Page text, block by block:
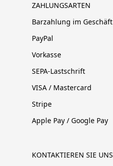
ZAHLUNGSARTEN
Barzahlung im Geschäft
PayPal
Vorkasse
SEPA-Lastschrift
VISA / Mastercard
Stripe
Apple Pay / Google Pay
KONTAKTIEREN SIE UNS